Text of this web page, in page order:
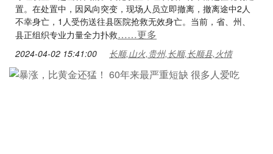
置。在处置中，因风向突变，现场人员立即撤离，撤离途中2人
不幸身亡，1人受伤送往县医院抢救无效身亡。当前，省、州、
县正组织专业力量全力扑救……更多
2024-04-02 15:41:00 长顺,山火,贵州,长顺,长顺县,火情